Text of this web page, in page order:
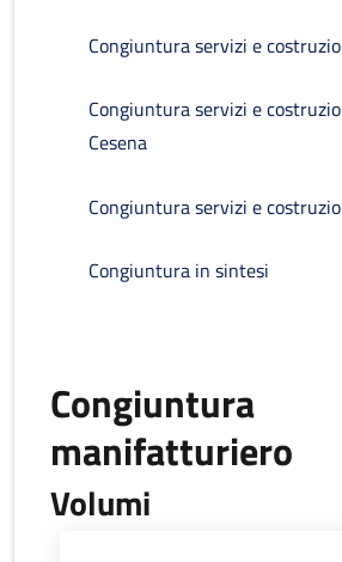
Congiuntura servizi e
Congiuntura servizi e
Cesena
Congiuntura servizi e
Congiuntura in sintesi
Congiuntura
manifatturiero
Volumi